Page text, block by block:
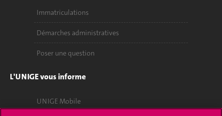
Immatriculations
Démarches administratives
Poser une question
L'UNIGE vous informe
UNIGE Mobile